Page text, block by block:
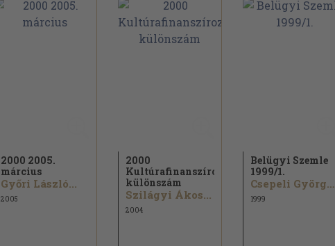
2000 2005.
március
Győri László...
2005
2000
Kultúrafinanszírozási
különszám
Szilágyi Ákos...
2004
Belügyi Szemle
1999/1.
Csepeli György...
1999